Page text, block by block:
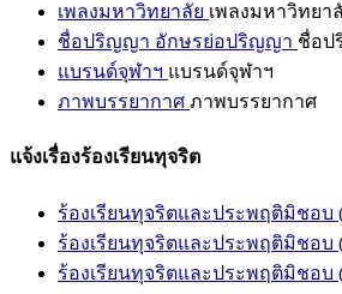
เพลงมหาวิทยาลัย เพลงมหาวิทยา
ชื่อปริญญา อักษรย่อปริญญา ชื่อป
แบรนด์จุฬาฯ แบรนด์จุฬาฯ
ภาพบรรยากาศ ภาพบรรยากาศ
แจ้งเรื่องร้องเรียนทุจริต
ร้องเรียนทุจริตและประพฤติมิชอบ
ร้องเรียนทุจริตและประพฤติมิชอบ
ร้องเรียนทุจริตและประพฤติมิชอบ